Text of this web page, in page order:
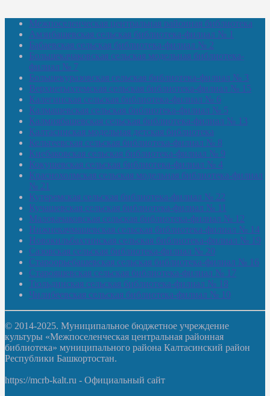
Межпоселенческая центральная районная библиотека
Амзибашевская сельская библиотека-филиал № 1
Бабаевская сельская библиотека-филиал № 2
Большекачаковская сельская модельная библиотека-
филиал № 7
Большекуразовская сельская библиотека-филиал № 3
Верхнетыхтемская сельская библиотека-филиал № 15
Калегинская сельская библиотека-филиал № 6
Калмашевская сельская библиотека-филиал № 5
Калмиябашевская сельская библиотека-филиал № 13
Калтасинская модельная детская библиотека
Кельтеевская сельская библиотека-филиал № 8
Киебаковская сельская библиотека-филиал № 9
Кокушевская сельская библиотека-филиал № 4
Краснохолмская сельская модельная библиотека-филиал
№ 21
Кутеремская сельская библиотека-филиал № 22
Кучашевская сельская библиотека-филиал № 11
Малокачаковская сельская библиотека-филиал № 12
Нижнекачмашевская сельская библиотека-филиал № 14
Новокильбахтинская сельская библиотека-филиал № 19
Сазовская сельская библиотека-филиал № 20
Староорьебашевская сельская библиотека-филиал № 16
Старояшевская сельская библиотека-филиал № 17
Тюльдинская сельская библиотека-филиал № 18
Чилибеевская сельская библиотека-филиал № 10
© 2014-2025. Муниципальное бюджетное учреждение
культуры «Межпоселенческая центральная районная
библиотека» муниципального района Калтасинский район
Республики Башкортостан.
https://mcrb-kalt.ru - Официальный сайт